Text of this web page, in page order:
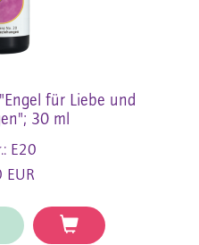
für Liebe und
30 ml
E20
EUR